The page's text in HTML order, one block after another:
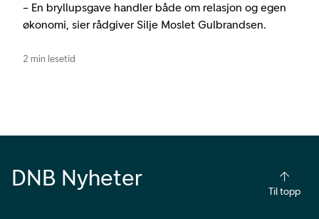
– En bryllupsgave handler både om relasjon og egen
økonomi, sier rådgiver Silje Moslet Gulbrandsen.
2 min lesetid
DNB Nyheter
Til topp